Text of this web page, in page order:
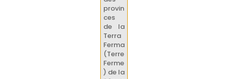
provin
ces
de la
Terra
Ferma
(Terre
Ferme
) de la